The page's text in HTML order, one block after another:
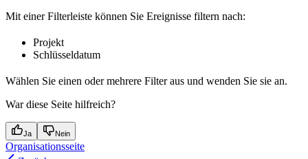
Mit einer Filterleiste können Sie Ereignisse filtern nach:
Projekt
Schlüsseldatum
Wählen Sie einen oder mehrere Filter aus und wenden Sie sie an.
War diese Seite hilfreich?
Ja Nein
Organisationsseite